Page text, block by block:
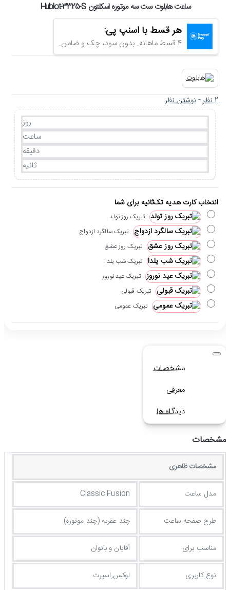
ساعت هابلوت ست سه موتوره اسکلتون Hublot-3325-S
هر قسط با اسنپ پی:
4 قسط ماهانه. بدون سود، چک و ضامن.
2 نظر -نوشتن نظر
روز
ساعت
دقیقه
ثانیه
انتخاب کارت هدیه تک‌ثانیه برای شما
تبریک روز تولد
تبریک سالگرد ازدواج
تبریک روز عشق
تبریک شب یلدا
تبریک عید نوروز
تبریک قبولی
تبریک عمومی
مشخصات
معرفی
دیدگاه ها
مشخصات
مشخصات ظاهری
مدل ساعت Classic Fusion
طرح صفحه ساعت چند عقربه (چند موتوره)
مناسب برای آقایان و بانوان
نوع کاربری لوکس,اسپرت